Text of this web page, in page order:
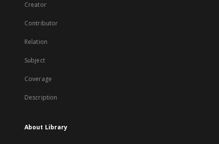
Creator
Contributor
Relation
Subject
Coverage
Description
About Library